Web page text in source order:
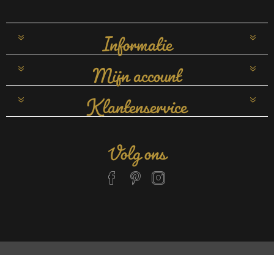
Informatie
Mijn account
Klantenservice
Volg ons